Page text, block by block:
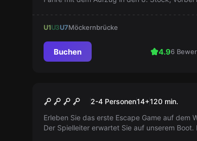
U1U3U7Möckernbrücke
Buchen 4.96
Der Schatz in der
Müggelspree
2-4 Personen14+120 min.
Erleben Sie das erste Escape Game auf dem
Der Spielleiter erwartet Sie auf unserem Boot.